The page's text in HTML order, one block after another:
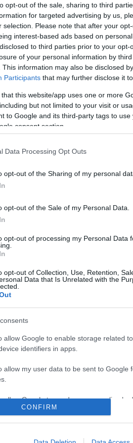
opt-out of the sale, sharing to third
for targeted advertising by us,
selection. Please note that after your
interest-based ads based on
to third parties prior to your
of your personal information by
This information may also be disclosed
Participants that may further disclose it
that this website/app uses one or more
but not limited to your visit or
to Google and its third-party tags to
consent section.
Data Processing Opt Outs
opt-out of the Sharing of my personal
opt-out of the Sale of my Personal Data.
opt-out of processing my Personal Data
opt-out of Collection, Use, Retention,
Data that Is Unrelated with the
allow Google to enable storage related
identifiers in apps.
allow my user data to be sent to Google
allow Google to send me personalized
allow Google to enable storage related
CONFIRM
építkezését. Ma már tudatosan
egyaránt otthonosan
mesélt arról, hogy ha nem a
ment keresztül. Éveken át
de tavaly különváltak útjaik.
a színpadon továbbra is együtt
citrom, citrom című kétszereplős
búcsúztunk el egymástól, és
a szakításról.
szükségét annak, hogy siettesse a
és nem akar megfelelni
a barátaimmal beszélgetni, mint
és nem kell senki sem csak azért,
akarok megfelelni. A
azzal, hogy milyen emberhez
csodákat élek majd meg. Addig meg
megosztva nevelünk. A
partnerem nem a
a szingli színésznő.
Pinterest
Estilla,igények